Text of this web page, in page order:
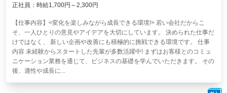
正社員：時給1,700円～2,300円
【仕事内容】<変化を楽しみながら成長できる環境!> 若い会社だからこ
そ、一人ひとりの意見やアイデアを大切にしています。 決められた仕事だ
けではなく、 新しい企画や改善にも積極的に挑戦できる環境です。 仕事
内容 未経験からスタートした先輩が多数活躍中! まずはお客様とのコミュ
ニケーション業務を通じて、ビジネスの基礎を学んでいただきます。 その
後、適性や成長に...